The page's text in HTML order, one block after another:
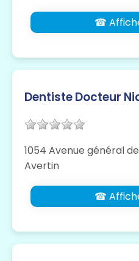
☎
Dentiste Docteur
1054 Avenue général
Avertin
☎